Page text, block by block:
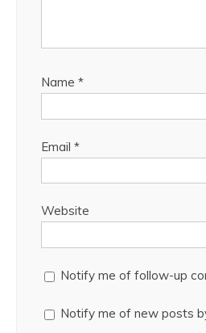
Name *
Email *
Website
Notify me of follow-up
Notify me of new posts